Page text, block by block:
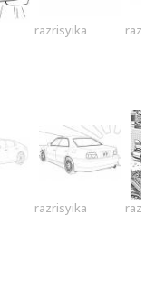
razrisyika
razrisyika